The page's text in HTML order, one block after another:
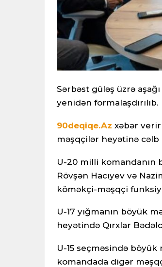
Sərbəst güləş üzrə
yenidən formalaşdırılıb.
90deqiqe.Az xəbər
məşqçilər heyətinə cəlb
U-20 milli komandanın
Rövşən Hacıyev və
köməkçi-məşqçi
U-17 yığmanın böyük
heyətində Qırxlar
U-15 seçməsində
komandada digər